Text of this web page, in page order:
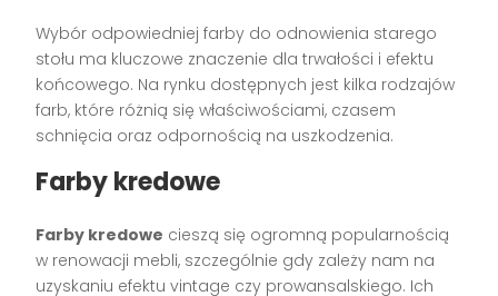
Wybór odpowiedniej farby do odnowienia starego
stołu ma kluczowe znaczenie dla trwałości i efektu
końcowego. Na rynku dostępnych jest kilka rodzajów
farb, które różnią się właściwościami, czasem
schnięcia oraz odpornością na uszkodzenia.
Farby kredowe
Farby kredowe cieszą się ogromną popularnością
w renowacji mebli, szczególnie gdy zależy nam na
uzyskaniu efektu vintage czy prowansalskiego. Ich